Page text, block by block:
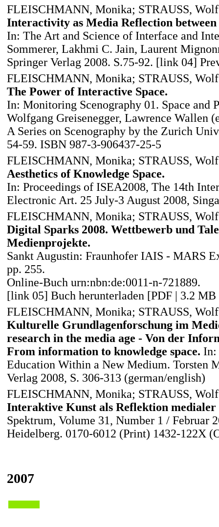
FLEISCHMANN, Monika; STRAUSS,
Interactivity as Media Reflection between
In: The Art and Science of Interface and
Sommerer, Lakhmi C. Jain, Laurent
Springer Verlag 2008. S.75-92. [link 04]
FLEISCHMANN, Monika; STRAUSS,
The Power of Interactive Space.
In: Monitoring Scenography 01. Space and
Wolfgang Greisenegger, Lawrence Wallen
A Series on Scenography by the Zurich
54-59. ISBN 987-3-906437-25-5
FLEISCHMANN, Monika; STRAUSS,
Aesthetics of Knowledge Space.
In: Proceedings of ISEA2008, The 14th
Electronic Art. 25 July-3 August 2008,
FLEISCHMANN, Monika; STRAUSS,
Digital Sparks 2008. Wettbewerb und
Medienprojekte.
Sankt Augustin: Fraunhofer IAIS - MARS
pp. 255.
Online-Buch urn:nbn:de:0011-n-721889.
[link 05] Buch herunterladen [PDF | 3.2 MB
FLEISCHMANN, Monika; STRAUSS,
Kulturelle Grundlagenforschung im
research in the media age - Von der
From information to knowledge space. In:
Education Within a New Medium. Torsten
Verlag 2008, S. 306-313 (german/english)
FLEISCHMANN, Monika; STRAUSS,
Interaktive Kunst als Reflektion
Spektrum, Volume 31, Number 1 / Februar
Heidelberg. 0170-6012 (Print) 1432-122X
2007